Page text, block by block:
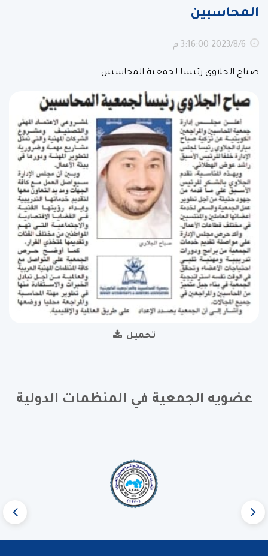
المحاسبين
6‏‏/8‏‏/2023 3:16:00 م
صباح الجلاوي رئيسا لجمعية المحاسبين
تحميل
عضويه الجمعية في المنظمات الدولية